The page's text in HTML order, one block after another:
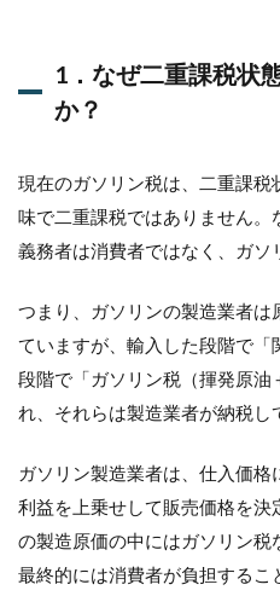
1．なぜ二重課税状
か？
現在のガソリン税は、二重課
味で二重課税ではありません
義務者は消費者ではなく、ガソ
つまり、ガソリンの製造業者は
ていますが、輸入した段階で
段階で「ガソリン税（揮発原油
れ、それらは製造業者が納税し
ガソリン製造業者は、仕入価
利益を上乗せして販売価格を決
の製造原価の中にはガソリン税
最終的には消費者が負担するこ